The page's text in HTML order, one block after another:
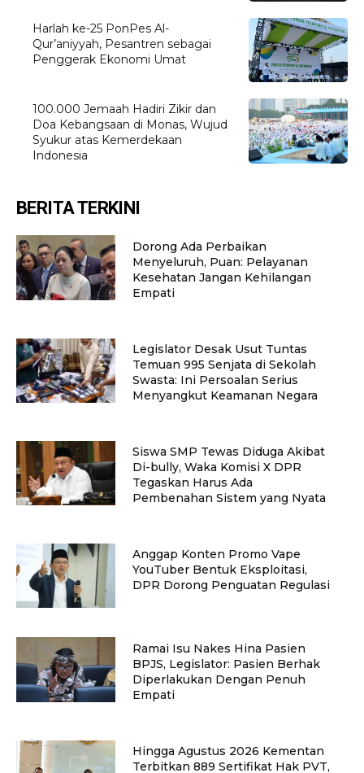
Harlah ke-25 PonPes Al-
Qur’aniyyah, Pesantren sebagai
Penggerak Ekonomi Umat
100.000 Jemaah Hadiri Zikir dan
Doa Kebangsaan di Monas, Wujud
Syukur atas Kemerdekaan
Indonesia
BERITA TERKINI
Dorong Ada Perbaikan
Menyeluruh, Puan: Pelayanan
Kesehatan Jangan Kehilangan
Empati
Legislator Desak Usut Tuntas
Temuan 995 Senjata di Sekolah
Swasta: Ini Persoalan Serius
Menyangkut Keamanan Negara
Siswa SMP Tewas Diduga Akibat
Di-bully, Waka Komisi X DPR
Tegaskan Harus Ada
Pembenahan Sistem yang Nyata
Anggap Konten Promo Vape
YouTuber Bentuk Eksploitasi,
DPR Dorong Penguatan Regulasi
Ramai Isu Nakes Hina Pasien
BPJS, Legislator: Pasien Berhak
Diperlakukan Dengan Penuh
Empati
Hingga Agustus 2026 Kementan
Terbitkan 889 Sertifikat Hak PVT,